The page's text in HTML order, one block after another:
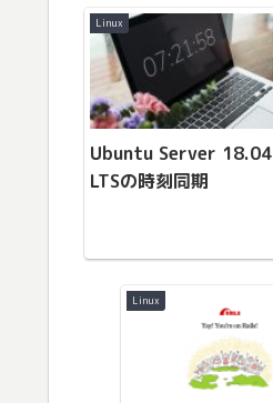
Linux
Ubuntu Server 18.04
LTSの時刻同期
Linux